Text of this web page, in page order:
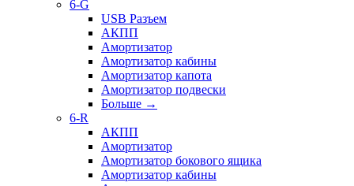
6-G
USB Разъем
АКПП
Амортизатор
Амортизатор кабины
Амортизатор капота
Амортизатор подвески
Больше →
6-R
АКПП
Амортизатор
Амортизатор бокового ящика
Амортизатор кабины